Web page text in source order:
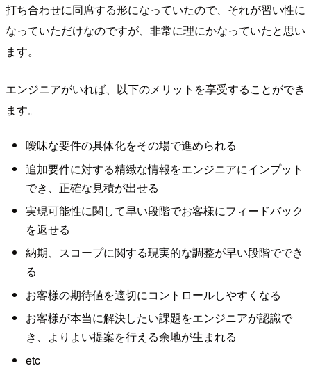
打ち合わせに同席する形になっていたので、それが習い性に
なっていただけなのですが、非常に理にかなっていたと思い
ます。
エンジニアがいれば、以下のメリットを享受することができ
ます。
曖昧な要件の具体化をその場で進められる
追加要件に対する精緻な情報をエンジニアにインプット
でき、正確な見積が出せる
実現可能性に関して早い段階でお客様にフィードバック
を返せる
納期、スコープに関する現実的な調整が早い段階ででき
る
お客様の期待値を適切にコントロールしやすくなる
お客様が本当に解決したい課題をエンジニアが認識で
き、よりよい提案を行える余地が生まれる
etc